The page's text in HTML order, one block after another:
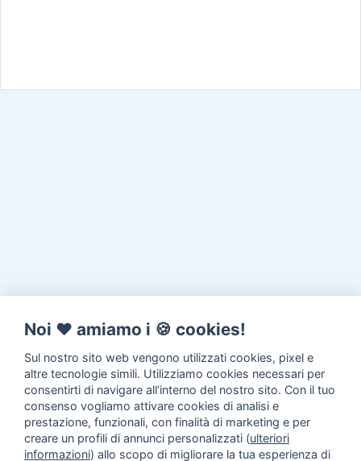
Noi ♥️ amiamo i 🍪 cookies!
Sul nostro sito web vengono utilizzati cookies, pixel e
altre tecnologie simili. Utilizziamo cookies necessari per
consentirti di navigare all’interno del nostro sito. Con il tuo
consenso vogliamo attivare cookies di analisi e
prestazione, funzionali, con finalità di marketing e per
creare un profili di annunci personalizzati (ulteriori
informazioni) allo scopo di migliorare la tua esperienza di